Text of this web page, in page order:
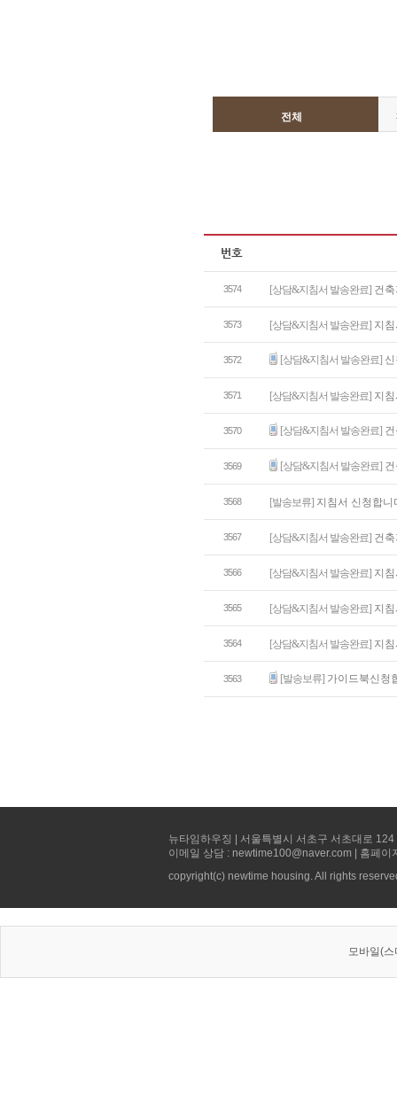
전체
3574 [상담&지침서 발송완료] 건
3573 [상담&지침서 발송완료] 지
3572 [상담&지침서 발송완료]
3571 [상담&지침서 발송완료] 지
3570 [상담&지침서 발송완료]
3569 [상담&지침서 발송완료]
3568 [발송보류] 지침서 신청합니
3567 [상담&지침서 발송완료] 건
3566 [상담&지침서 발송완료] 지
3565 [상담&지침서 발송완료] 지
3564 [상담&지침서 발송완료] 지
3563 [발송보류] 가이드북신청
뉴타임하우징 | 서울특별시 서초구 서초대로
이메일 상담 : newtime100@naver.com | 홈페
copyright(c) newtime housing. All rights
모바일(